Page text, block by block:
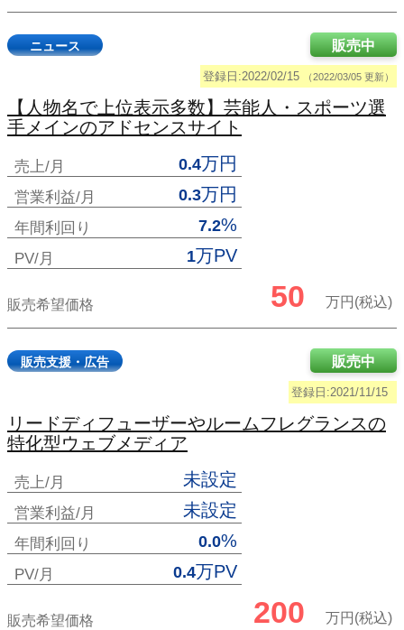
ニュース
登録日:2022/02/15 （2022/03/05 更新）
販売中
【人物名で上位表示多数】芸能人・スポーツ選
手メインのアドセンスサイト
売上/月 0.4万円
営業利益/月 0.3万円
年間利回り 7.2%
PV/月 1万PV
販売希望価格 50 万円(税込)
販売支援・広告
登録日:2021/11/15
販売中
リードディフューザーやルームフレグランスの
特化型ウェブメディア
売上/月 未設定
営業利益/月 未設定
年間利回り 0.0%
PV/月 0.4万PV
販売希望価格 200 万円(税込)